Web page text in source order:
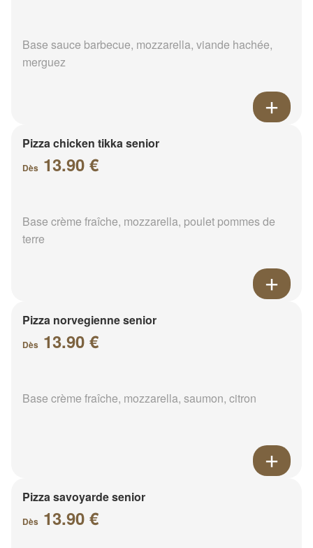
Base sauce barbecue, mozzarella, viande hachée,
merguez
Pizza chicken tikka senior
Dès 13.90 €
Base crème fraîche, mozzarella, poulet pommes de
terre
Pizza norvegienne senior
Dès 13.90 €
Base crème fraîche, mozzarella, saumon, citron
Pizza savoyarde senior
Dès 13.90 €